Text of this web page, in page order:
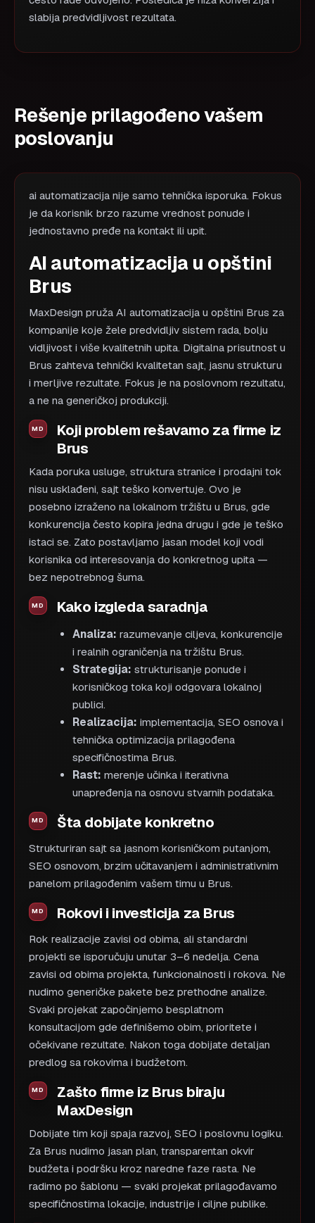
slabija predvidljivost rezultata.
Rešenje prilagođeno vašem
poslovanju
ai automatizacija nije samo tehnička isporuka. Fokus
je da korisnik brzo razume vrednost ponude i
jednostavno pređe na kontakt ili upit.
AI automatizacija u opštini
Brus
MaxDesign pruža AI automatizacija u opštini Brus za
kompanije koje žele predvidljiv sistem rada, bolju
vidljivost i više kvalitetnih upita. Digitalna prisutnost u
Brus zahteva tehnički kvalitetan sajt, jasnu strukturu
i merljive rezultate. Fokus je na poslovnom rezultatu,
a ne na generičkoj produkciji.
Koji problem rešavamo za firme iz
Brus
Kada poruka usluge, struktura stranice i prodajni tok
nisu usklađeni, sajt teško konvertuje. Ovo je
posebno izraženo na lokalnom tržištu u Brus, gde
konkurencija često kopira jedna drugu i gde je teško
istaci se. Zato postavljamo jasan model koji vodi
korisnika od interesovanja do konkretnog upita —
bez nepotrebnog šuma.
Kako izgleda saradnja
Analiza: razumevanje ciljeva, konkurencije
i realnih ograničenja na tržištu Brus.
Strategija: strukturisanje ponude i
korisničkog toka koji odgovara lokalnoj
publici.
Realizacija: implementacija, SEO osnova i
tehnička optimizacija prilagođena
specifičnostima Brus.
Rast: merenje učinka i iterativna
unapređenja na osnovu stvarnih podataka.
Šta dobijate konkretno
Strukturiran sajt sa jasnom korisničkom putanjom,
SEO osnovom, brzim učitavanjem i administrativnim
panelom prilagođenim vašem timu u Brus.
Rokovi i investicija za Brus
Rok realizacije zavisi od obima, ali standardni
projekti se isporučuju unutar 3–6 nedelja. Cena
zavisi od obima projekta, funkcionalnosti i rokova. Ne
nudimo generičke pakete bez prethodne analize.
Svaki projekat započinjemo besplatnom
konsultacijom gde definišemo obim, prioritete i
očekivane rezultate. Nakon toga dobijate detaljan
predlog sa rokovima i budžetom.
Zašto firme iz Brus biraju
MaxDesign
Dobijate tim koji spaja razvoj, SEO i poslovnu logiku.
Za Brus nudimo jasan plan, transparentan okvir
budžeta i podršku kroz naredne faze rasta. Ne
radimo po šablonu — svaki projekat prilagođavamo
specifičnostima lokacije, industrije i ciljne publike.